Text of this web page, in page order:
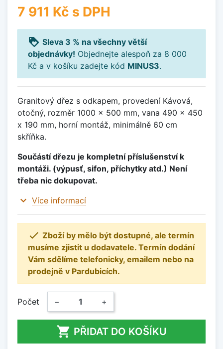
7 911 Kč s DPH
loyalty Sleva 3 % na všechny větší
objednávky! Objednejte alespoň za 8 000
Kč a v košíku zadejte kód MINUS3.
Granitový dřez s odkapem, provedení Kávová,
otočný, rozměr 1000 x 500 mm, vana 490 x 450
x 190 mm, horní montáž, minimálně 60 cm
skříňka.
Součástí dřezu je kompletní příslušenství k
montáži. (výpusť, sifon, příchytky atd.) Není
třeba nic dokupovat.
expand_more Více informací
 Zboží by mělo být dostupné, ale termín
musíme zjistit u dodavatele. Termín dodání
Vám sdělíme telefonicky, emailem nebo na
prodejně v Pardubicích.
Počet − +
 PŘIDAT DO KOŠÍKU